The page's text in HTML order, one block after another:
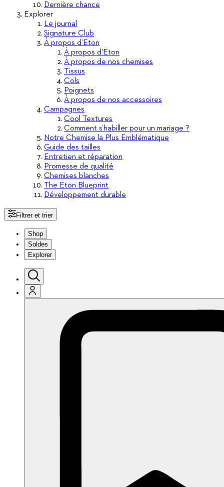
Dernière chance
Explorer
Le journal
Signature Club
À propos d’Eton
À propos d'Eton
À propos de nos chemises
Tissus
Cols
Poignets
À propos de nos accessoires
Campagnes
Cool Textures
Comment s’habiller pour un mariage ?
Notre Chemise la Plus Emblématique
Guide des tailles
Entretien et réparation
Promesse de qualité
Chemises blanches
The Eton Blueprint
Développement durable
Filtrer et trier
Shop
Soldes
Explorer